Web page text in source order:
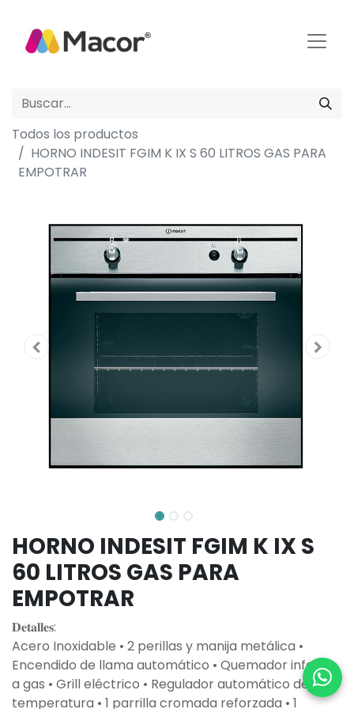
Todos los productos
HORNO INDESIT FGIM K IX S 60 LITROS GAS PARA
EMPOTRAR
HORNO INDESIT FGIM K IX S
60 LITROS GAS PARA
EMPOTRAR
𝐃𝐞𝐭𝐚𝐥𝐥𝐞𝐬:
Acero Inoxidable • 2 perillas y manija metálica •
Encendido de llama automático • Quemador inferior
a gas • Grill eléctrico • Regulador automático de
temperatura • 1 parrilla cromada reforzada • 1